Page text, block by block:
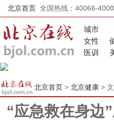
北京首页 全国热线：40066-
城市
女性
医训
北京首页> 北京健康> 文
“应急救在身边